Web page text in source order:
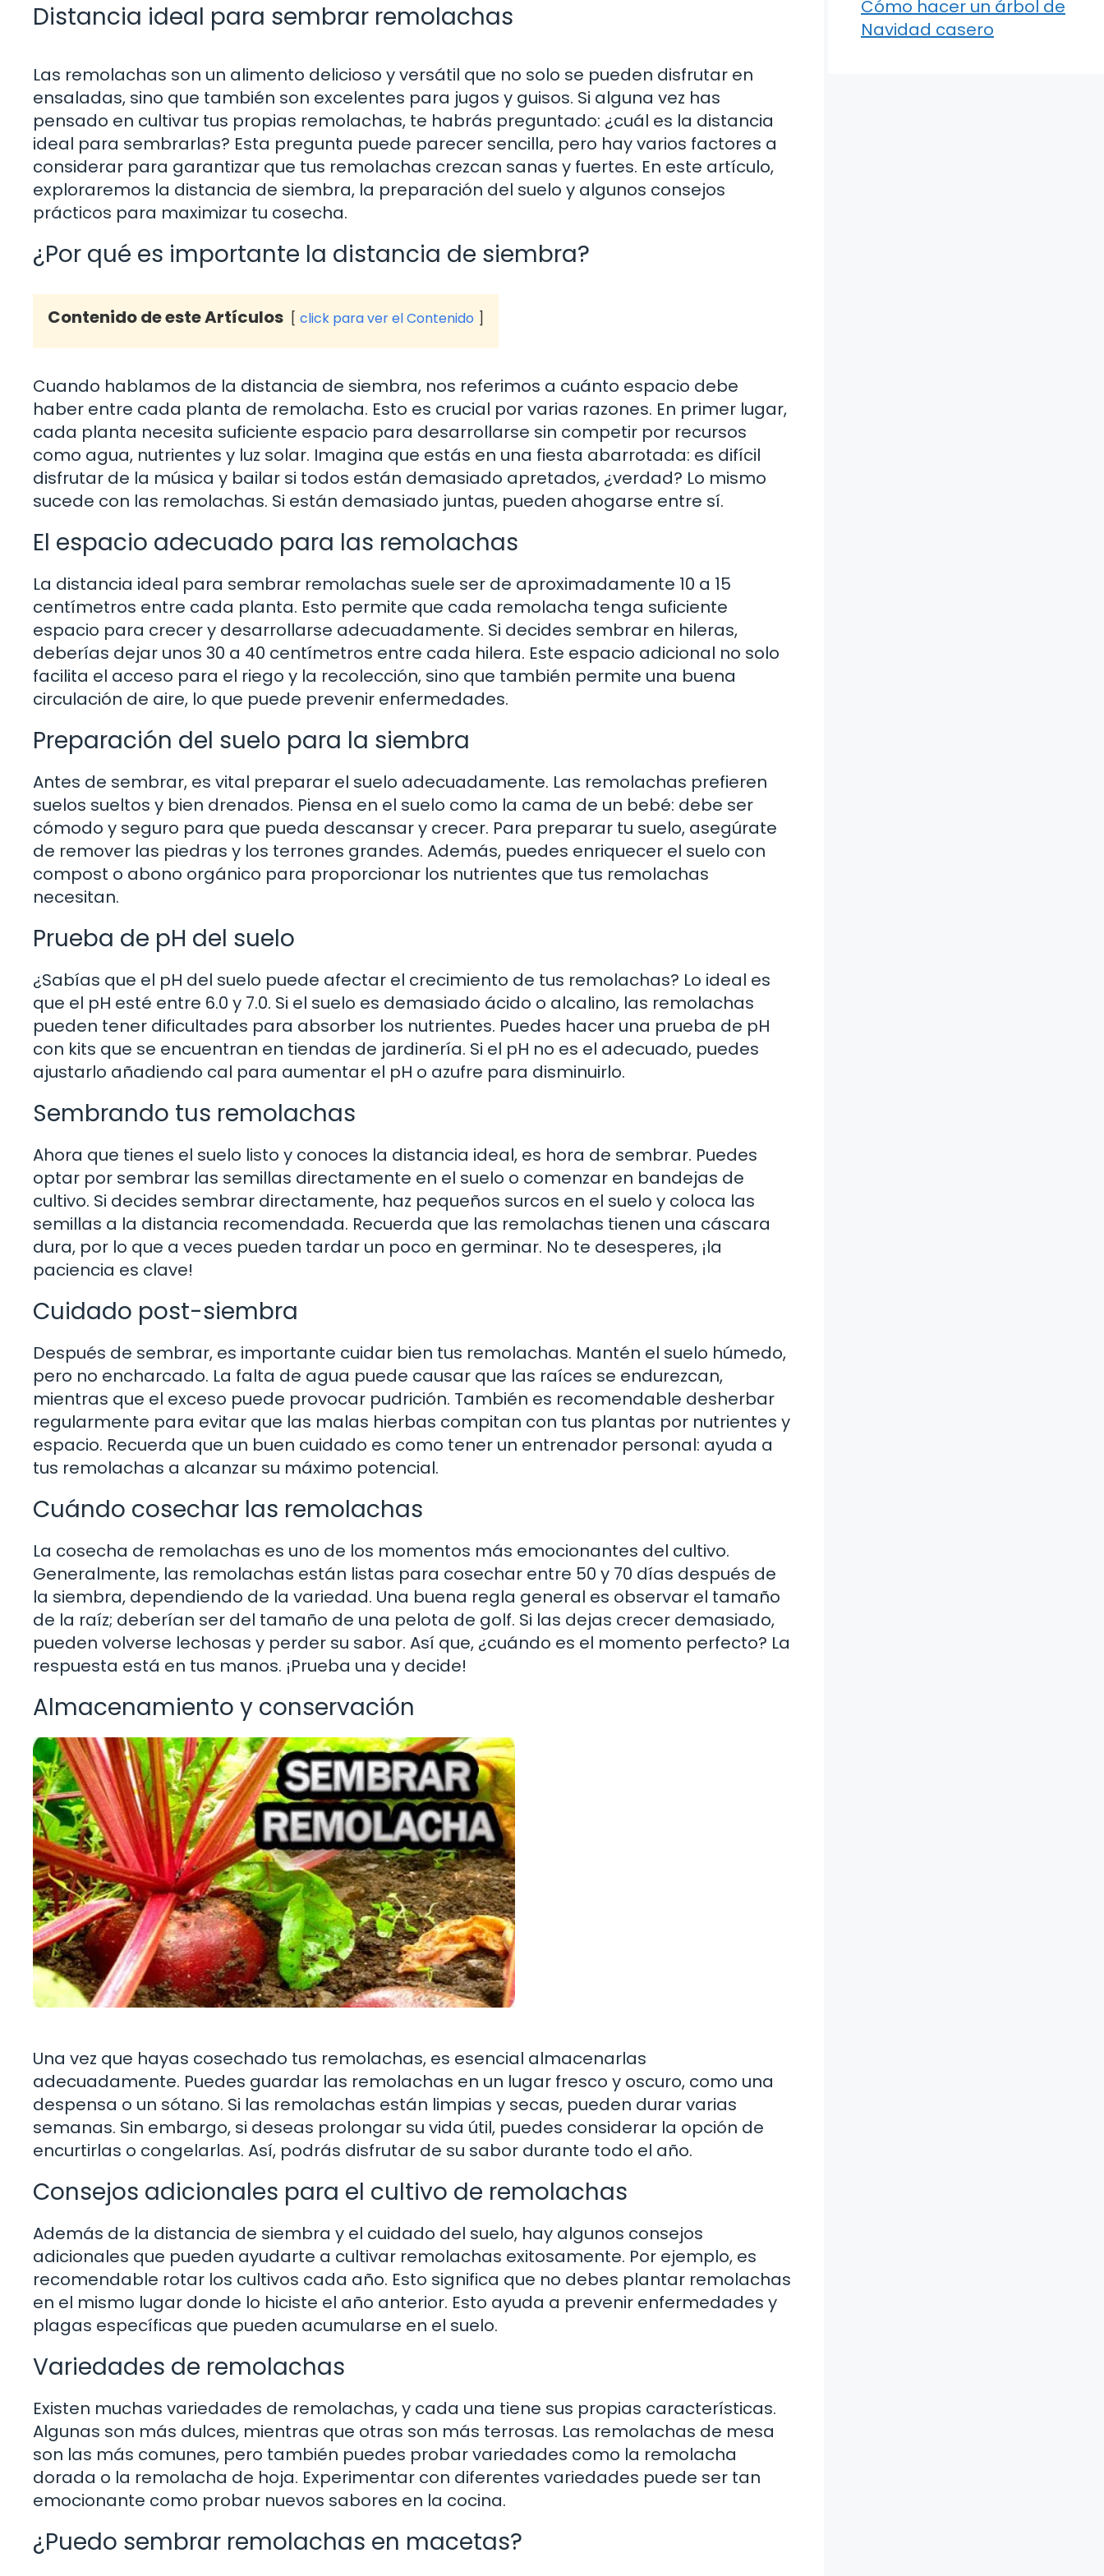
Distancia ideal para sembrar remolachas
Las remolachas son un alimento delicioso y versátil que no solo se pueden disfrutar en
ensaladas, sino que también son excelentes para jugos y guisos. Si alguna vez has
pensado en cultivar tus propias remolachas, te habrás preguntado: ¿cuál es la distancia
ideal para sembrarlas? Esta pregunta puede parecer sencilla, pero hay varios factores a
considerar para garantizar que tus remolachas crezcan sanas y fuertes. En este artículo,
exploraremos la distancia de siembra, la preparación del suelo y algunos consejos
prácticos para maximizar tu cosecha.
¿Por qué es importante la distancia de siembra?
Contenido de este Artículos click para ver el Contenido
Cuando hablamos de la distancia de siembra, nos referimos a cuánto espacio debe
haber entre cada planta de remolacha. Esto es crucial por varias razones. En primer lugar,
cada planta necesita suficiente espacio para desarrollarse sin competir por recursos
como agua, nutrientes y luz solar. Imagina que estás en una fiesta abarrotada: es difícil
disfrutar de la música y bailar si todos están demasiado apretados, ¿verdad? Lo mismo
sucede con las remolachas. Si están demasiado juntas, pueden ahogarse entre sí.
El espacio adecuado para las remolachas
La distancia ideal para sembrar remolachas suele ser de aproximadamente 10 a 15
centímetros entre cada planta. Esto permite que cada remolacha tenga suficiente
espacio para crecer y desarrollarse adecuadamente. Si decides sembrar en hileras,
deberías dejar unos 30 a 40 centímetros entre cada hilera. Este espacio adicional no solo
facilita el acceso para el riego y la recolección, sino que también permite una buena
circulación de aire, lo que puede prevenir enfermedades.
Preparación del suelo para la siembra
Antes de sembrar, es vital preparar el suelo adecuadamente. Las remolachas prefieren
suelos sueltos y bien drenados. Piensa en el suelo como la cama de un bebé: debe ser
cómodo y seguro para que pueda descansar y crecer. Para preparar tu suelo, asegúrate
de remover las piedras y los terrones grandes. Además, puedes enriquecer el suelo con
compost o abono orgánico para proporcionar los nutrientes que tus remolachas
necesitan.
Prueba de pH del suelo
¿Sabías que el pH del suelo puede afectar el crecimiento de tus remolachas? Lo ideal es
que el pH esté entre 6.0 y 7.0. Si el suelo es demasiado ácido o alcalino, las remolachas
pueden tener dificultades para absorber los nutrientes. Puedes hacer una prueba de pH
con kits que se encuentran en tiendas de jardinería. Si el pH no es el adecuado, puedes
ajustarlo añadiendo cal para aumentar el pH o azufre para disminuirlo.
Sembrando tus remolachas
Ahora que tienes el suelo listo y conoces la distancia ideal, es hora de sembrar. Puedes
optar por sembrar las semillas directamente en el suelo o comenzar en bandejas de
cultivo. Si decides sembrar directamente, haz pequeños surcos en el suelo y coloca las
semillas a la distancia recomendada. Recuerda que las remolachas tienen una cáscara
dura, por lo que a veces pueden tardar un poco en germinar. No te desesperes, ¡la
paciencia es clave!
Cuidado post-siembra
Después de sembrar, es importante cuidar bien tus remolachas. Mantén el suelo húmedo,
pero no encharcado. La falta de agua puede causar que las raíces se endurezcan,
mientras que el exceso puede provocar pudrición. También es recomendable desherbar
regularmente para evitar que las malas hierbas compitan con tus plantas por nutrientes y
espacio. Recuerda que un buen cuidado es como tener un entrenador personal: ayuda a
tus remolachas a alcanzar su máximo potencial.
Cuándo cosechar las remolachas
La cosecha de remolachas es uno de los momentos más emocionantes del cultivo.
Generalmente, las remolachas están listas para cosechar entre 50 y 70 días después de
la siembra, dependiendo de la variedad. Una buena regla general es observar el tamaño
de la raíz; deberían ser del tamaño de una pelota de golf. Si las dejas crecer demasiado,
pueden volverse lechosas y perder su sabor. Así que, ¿cuándo es el momento perfecto? La
respuesta está en tus manos. ¡Prueba una y decide!
Almacenamiento y conservación
Una vez que hayas cosechado tus remolachas, es esencial almacenarlas
adecuadamente. Puedes guardar las remolachas en un lugar fresco y oscuro, como una
despensa o un sótano. Si las remolachas están limpias y secas, pueden durar varias
semanas. Sin embargo, si deseas prolongar su vida útil, puedes considerar la opción de
encurtirlas o congelarlas. Así, podrás disfrutar de su sabor durante todo el año.
Consejos adicionales para el cultivo de remolachas
Además de la distancia de siembra y el cuidado del suelo, hay algunos consejos
adicionales que pueden ayudarte a cultivar remolachas exitosamente. Por ejemplo, es
recomendable rotar los cultivos cada año. Esto significa que no debes plantar remolachas
en el mismo lugar donde lo hiciste el año anterior. Esto ayuda a prevenir enfermedades y
plagas específicas que pueden acumularse en el suelo.
Variedades de remolachas
Existen muchas variedades de remolachas, y cada una tiene sus propias características.
Algunas son más dulces, mientras que otras son más terrosas. Las remolachas de mesa
son las más comunes, pero también puedes probar variedades como la remolacha
dorada o la remolacha de hoja. Experimentar con diferentes variedades puede ser tan
emocionante como probar nuevos sabores en la cocina.
¿Puedo sembrar remolachas en macetas?
Cómo hacer un árbol de
Navidad casero